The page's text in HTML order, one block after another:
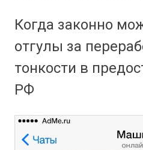
Когда законно
отгулы за
тонкости в
РФ